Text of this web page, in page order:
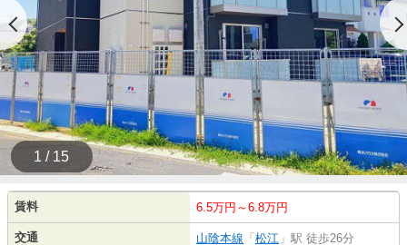
1 / 15
賃料 6.5万円～6.8万円
交通 山陰本線 「 松江 」駅 徒歩26分